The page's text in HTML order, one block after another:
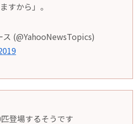
すから」。
(@YahooNewsTopics)
登場するそうです